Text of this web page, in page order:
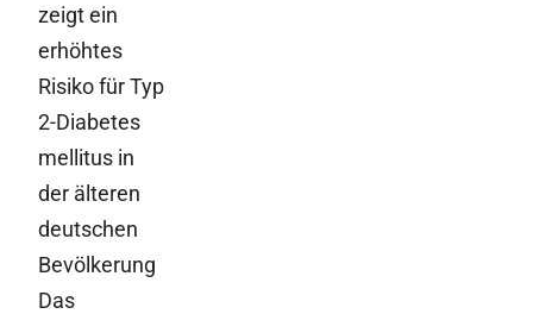
zeigt ein
erhöhtes
Risiko für Typ
2-Diabetes
mellitus in
der älteren
deutschen
Bevölkerung
Das